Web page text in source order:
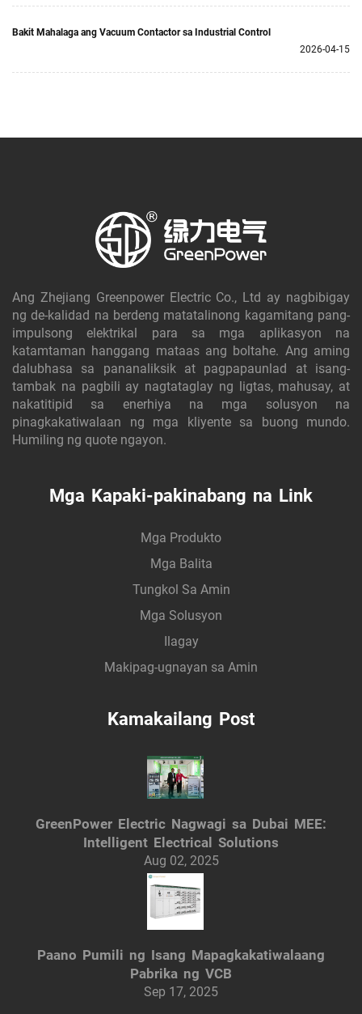
Bakit Mahalaga ang Vacuum Contactor sa Industrial Control
2026-04-15
Ang Zhejiang Greenpower Electric Co., Ltd ay nagbibigay
ng de-kalidad na berdeng matatalinong kagamitang pang-
impulsong elektrikal para sa mga aplikasyon na
katamtaman hanggang mataas ang boltahe. Ang aming
dalubhasa sa pananaliksik at pagpapaunlad at isang-
tambak na pagbili ay nagtataglay ng ligtas, mahusay, at
nakatitipid sa enerhiya na mga solusyon na
pinagkakatiwalaan ng mga kliyente sa buong mundo.
Humiling ng quote ngayon.
Mga Kapaki-pakinabang na Link
Mga Produkto
Mga Balita
Tungkol Sa Amin
Mga Solusyon
Ilagay
Makipag-ugnayan sa Amin
Kamakailang Post
GreenPower Electric Nagwagi sa Dubai MEE:
Intelligent Electrical Solutions
Aug 02, 2025
Paano Pumili ng Isang Mapagkakatiwalaang
Pabrika ng VCB
Sep 17, 2025